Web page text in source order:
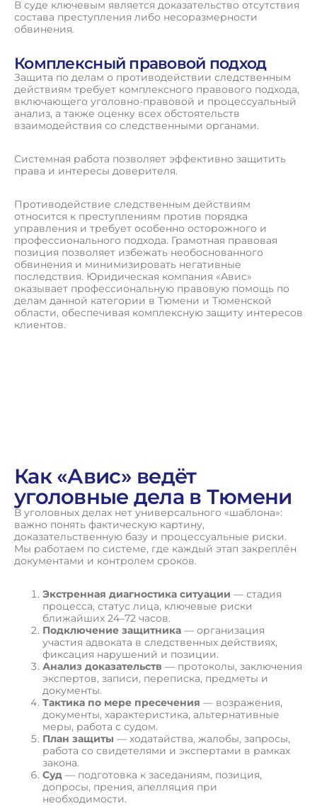
В суде ключевым является доказательство отсутствия
состава преступления либо несоразмерности
обвинения.
Комплексный правовой подход
Защита по делам о противодействии следственным
действиям требует комплексного правового подхода,
включающего уголовно-правовой и процессуальный
анализ, а также оценку всех обстоятельств
взаимодействия со следственными органами.
Системная работа позволяет эффективно защитить
права и интересы доверителя.
Противодействие следственным действиям
относится к преступлениям против порядка
управления и требует особенно осторожного и
профессионального подхода. Грамотная правовая
позиция позволяет избежать необоснованного
обвинения и минимизировать негативные
последствия. Юридическая компания «Авис»
оказывает профессиональную правовую помощь по
делам данной категории в Тюмени и Тюменской
области, обеспечивая комплексную защиту интересов
клиентов.
Как «Авис» ведёт
уголовные дела в Тюмени
В уголовных делах нет универсального «шаблона»:
важно понять фактическую картину,
доказательственную базу и процессуальные риски.
Мы работаем по системе, где каждый этап закреплён
документами и контролем сроков.
Экстренная диагностика ситуации — стадия
процесса, статус лица, ключевые риски
ближайших 24–72 часов.
Подключение защитника — организация
участия адвоката в следственных действиях,
фиксация нарушений и позиции.
Анализ доказательств — протоколы, заключения
экспертов, записи, переписка, предметы и
документы.
Тактика по мере пресечения — возражения,
документы, характеристика, альтернативные
меры, работа с судом.
План защиты — ходатайства, жалобы, запросы,
работа со свидетелями и экспертами в рамках
закона.
Суд — подготовка к заседаниям, позиция,
допросы, прения, апелляция при
необходимости.